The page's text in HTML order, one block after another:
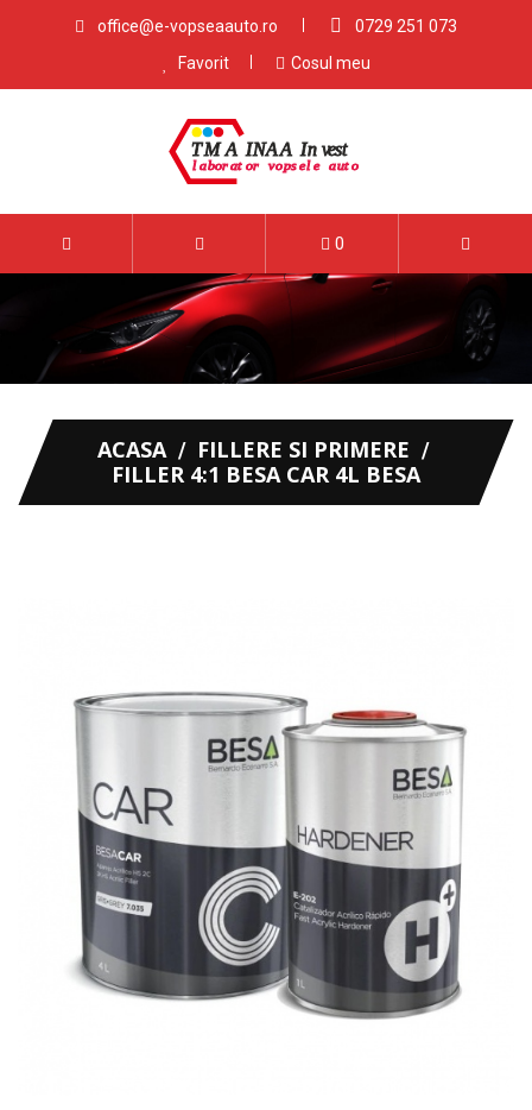
office@e-vopseaauto.ro
0729 251 073
Favorit
Cosul meu
0
ACASA
FILLERE SI PRIMERE
FILLER 4:1 BESA CAR 4L BESA